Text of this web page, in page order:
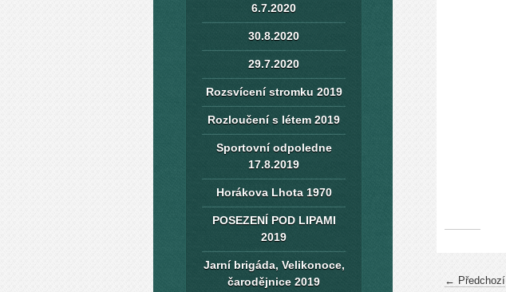
← Předchozí
6.7.2020
30.8.2020
29.7.2020
Rozsvícení stromku 2019
Rozloučení s létem 2019
Sportovní odpoledne
17.8.2019
Horákova Lhota 1970
POSEZENÍ POD LIPAMI
2019
Jarní brigáda, Velikonoce,
čarodějnice 2019